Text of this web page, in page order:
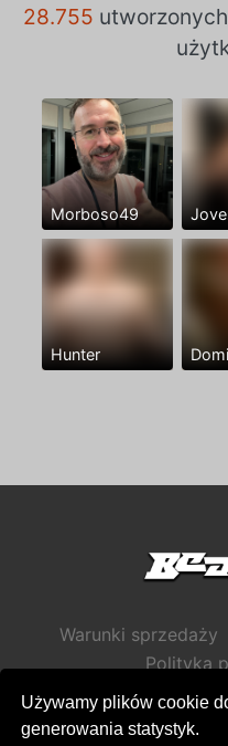
Używamy plików cookie
generowania statystyk.
28.755
Morboso49
Hunter
Warunki sprzedaży
Polityka
Polityka